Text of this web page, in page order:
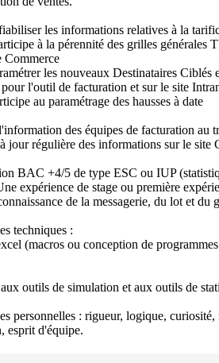
les informations relatives à la
à la pérennité des grilles générales
Commerce
les nouveaux Destinataires Ciblés
l'outil de facturation et sur le site
au paramétrage des hausses à date
des équipes de facturation au
jour régulière des informations sur le site
BAC +4/5 de type ESC ou IUP
expérience de stage ou première
de la messagerie, du lot et du
techniques :
(macros ou conception de
outils de simulation et aux outils de
personnelles : rigueur, logique,
esprit d'équipe.